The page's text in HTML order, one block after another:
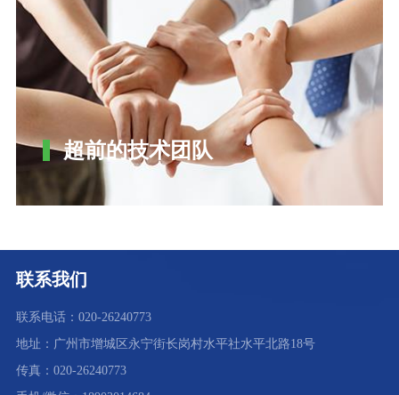
超前的技术团队
联系我们
联系电话：020-26240773
地址：广州市增城区永宁街长岗村水平社水平北路18号
传真：020-26240773